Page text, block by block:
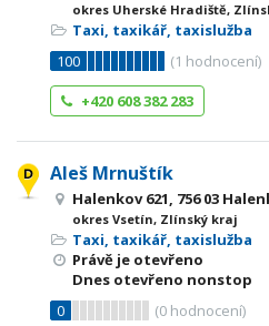
okres Uherské Hradiště,
Taxi, taxikář, taxislužba
100
(1 hodnocení)
+420 608 382 283
Aleš Mrnuštík
Halenkov 621, 756 03
okres Vsetín, Zlínský kraj
Taxi, taxikář, taxislužba
Právě je otevřeno
Dnes otevřeno nonstop
0
(0 hodnocení)